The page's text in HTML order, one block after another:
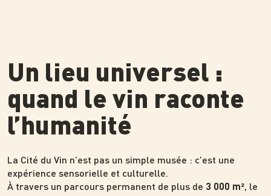
Un lieu universel :
quand le vin raconte
l’humanité
La Cité du Vin n’est pas un simple musée : c’est une
expérience sensorielle et culturelle.
À travers un parcours permanent de plus de 3 000 m², le